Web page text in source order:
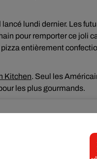
lundi dernier. Les
pour remporter ce joli
entièrement
Kitchen. Seul les
les plus gourmands.